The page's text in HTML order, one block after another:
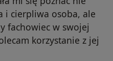
i cierpliwa osoba, ale
fachowiec w swojej
korzystanie z jej